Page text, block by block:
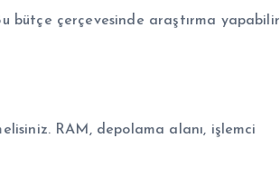
bütçe çerçevesinde araştırma yapabilir
RAM, depolama alanı, işlemci